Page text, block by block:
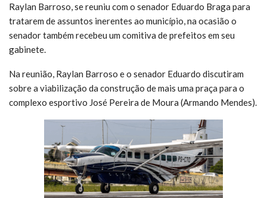
Raylan Barroso, se reuniu com o senador Eduardo Braga para
tratarem de assuntos inerentes ao município, na ocasião o
senador também recebeu um comitiva de prefeitos em seu
gabinete.
Na reunião, Raylan Barroso e o senador Eduardo discutiram
sobre a viabilização da construção de mais uma praça para o
complexo esportivo José Pereira de Moura (Armando Mendes).